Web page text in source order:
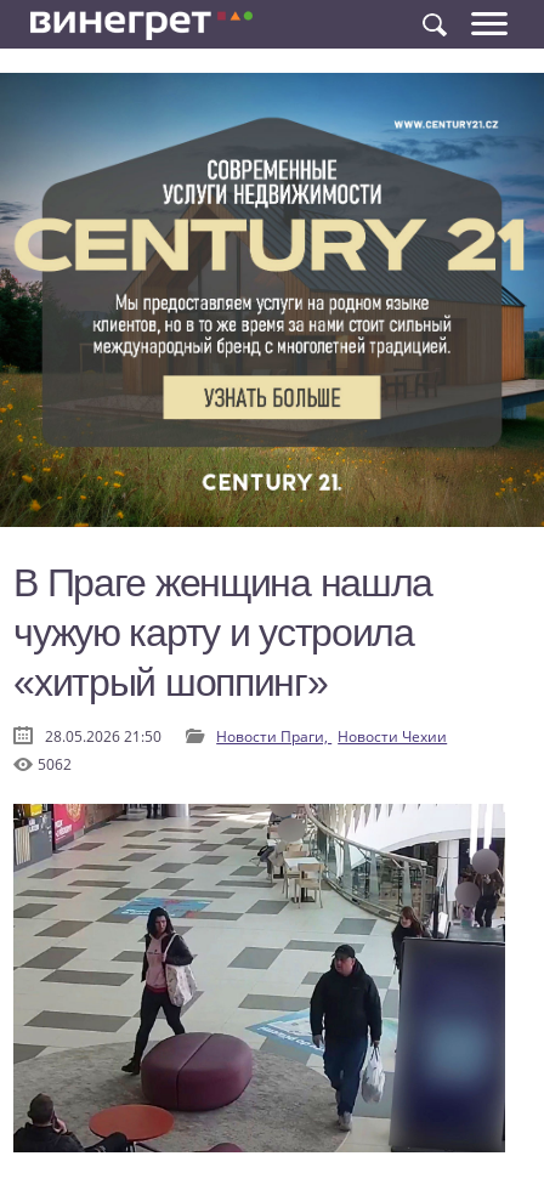
В Праге женщина нашла
чужую карту и устроила
«хитрый шоппинг»
28.05.2026 21:50 Новости Праги, Новости Чехии
5062